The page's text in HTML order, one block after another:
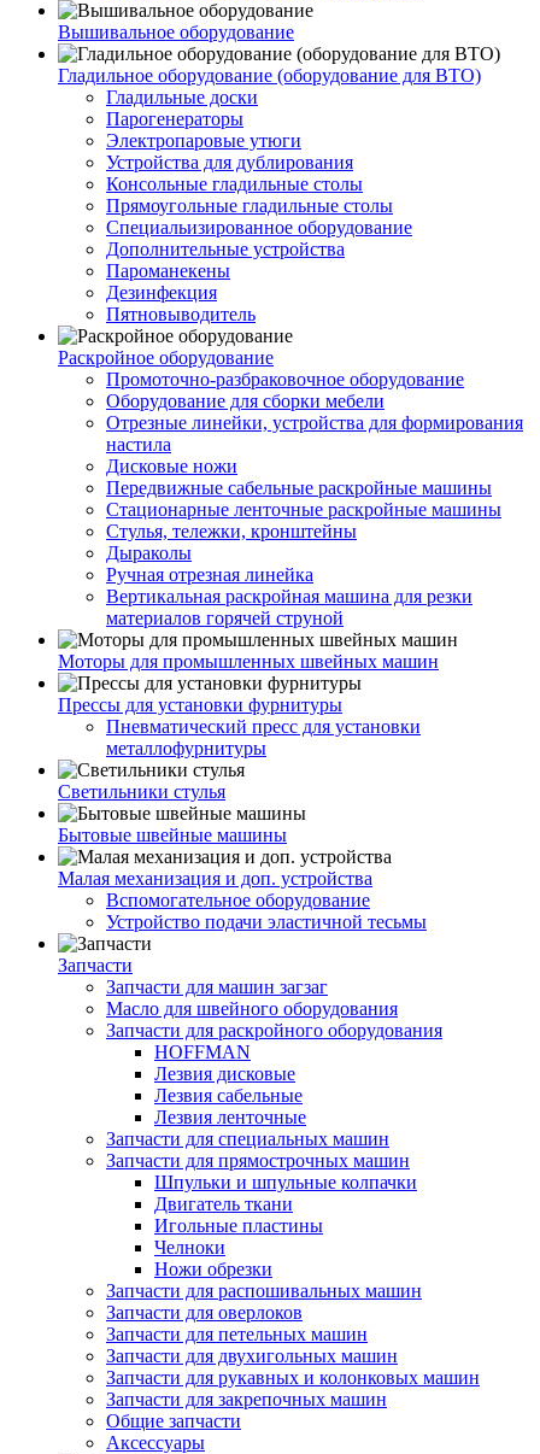
Вышивальное оборудование
Гладильное оборудование (оборудование для ВТО)
Гладильные доски
Парогенераторы
Электропаровые утюги
Устройства для дублирования
Консольные гладильные столы
Прямоугольные гладильные столы
Специальизированное оборудование
Дополнительные устройства
Пароманекены
Дезинфекция
Пятновыводитель
Раскройное оборудование
Промоточно-разбраковочное оборудование
Оборудование для сборки мебели
Отрезные линейки, устройства для формирования
настила
Дисковые ножи
Передвижные сабельные раскройные машины
Стационарные ленточные раскройные машины
Стулья, тележки, кронштейны
Дыраколы
Ручная отрезная линейка
Вертикальная раскройная машина для резки
материалов горячей струной
Моторы для промышленных швейных машин
Прессы для установки фурнитуры
Пневматический пресс для установки
металлофурнитуры
Светильники стулья
Бытовые швейные машины
Малая механизация и доп. устройства
Вспомогательное оборудование
Устройство подачи эластичной тесьмы
Запчасти
Запчасти для машин загзаг
Масло для швейного оборудования
Запчасти для раскройного оборудования
HOFFMAN
Лезвия дисковые
Лезвия сабельные
Лезвия ленточные
Запчасти для специальных машин
Запчасти для прямострочных машин
Шпульки и шпульные колпачки
Двигатель ткани
Игольные пластины
Челноки
Ножи обрезки
Запчасти для распошивальных машин
Запчасти для оверлоков
Запчасти для петельных машин
Запчасти для двухигольных машин
Запчасти для рукавных и колонковых машин
Запчасти для закрепочных машин
Общие запчасти
Аксессуары